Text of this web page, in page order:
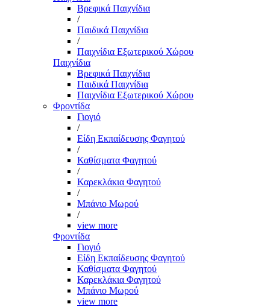
Βρεφικά Παιχνίδια
/
Παιδικά Παιχνίδια
/
Παιχνίδια Εξωτερικού Χώρου
Παιχνίδια
Βρεφικά Παιχνίδια
Παιδικά Παιχνίδια
Παιχνίδια Εξωτερικού Χώρου
Φροντίδα
Γιογιό
/
Είδη Εκπαίδευσης Φαγητού
/
Καθίσματα Φαγητού
/
Καρεκλάκια Φαγητού
/
Μπάνιο Μωρού
/
view more
Φροντίδα
Γιογιό
Είδη Εκπαίδευσης Φαγητού
Καθίσματα Φαγητού
Καρεκλάκια Φαγητού
Μπάνιο Μωρού
view more